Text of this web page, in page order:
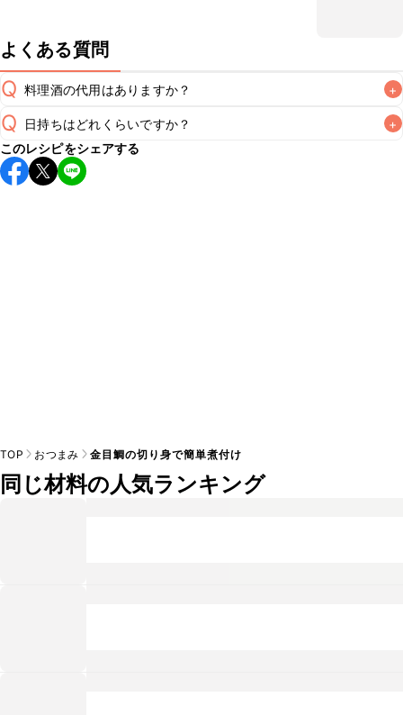
よくある質問
Q 料理酒の代用はありますか？ +
A
Q 日持ちはどれくらいですか？ +
保存期間は冷蔵で翌日中が目安です。なるべくお早めにお召
し上がりください。
このレシピをシェアする
TOP おつまみ 金目鯛の切り身で簡単煮付け
同じ材料の人気ランキング